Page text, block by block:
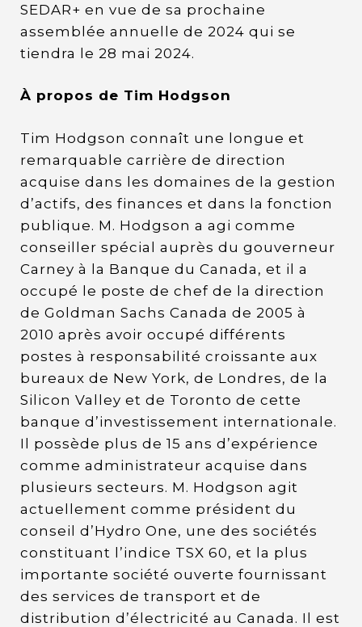
SEDAR+ en vue de sa prochaine
assemblée annuelle de 2024 qui se
tiendra le 28 mai 2024.
À propos de Tim Hodgson
Tim Hodgson connaît une longue et
remarquable carrière de direction
acquise dans les domaines de la gestion
d’actifs, des finances et dans la fonction
publique. M. Hodgson a agi comme
conseiller spécial auprès du gouverneur
Carney à la Banque du Canada, et il a
occupé le poste de chef de la direction
de Goldman Sachs Canada de 2005 à
2010 après avoir occupé différents
postes à responsabilité croissante aux
bureaux de New York, de Londres, de la
Silicon Valley et de Toronto de cette
banque d’investissement internationale.
Il possède plus de 15 ans d’expérience
comme administrateur acquise dans
plusieurs secteurs. M. Hodgson agit
actuellement comme président du
conseil d’Hydro One, une des sociétés
constituant l’indice TSX 60, et la plus
importante société ouverte fournissant
des services de transport et de
distribution d’électricité au Canada. Il est